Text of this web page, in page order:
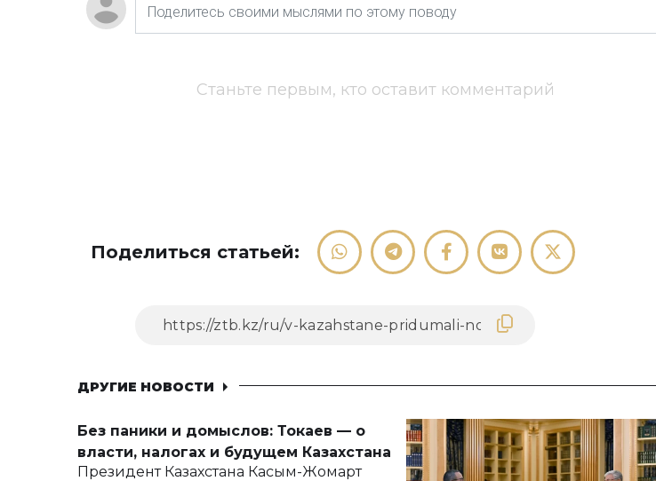
Станьте первым, кто оставит комментарий
Поделиться статьей:
ДРУГИЕ НОВОСТИ
Без паники и домыслов: Токаев — о
власти, налогах и будущем Казахстана
Президент Казахстана Касым-Жомарт